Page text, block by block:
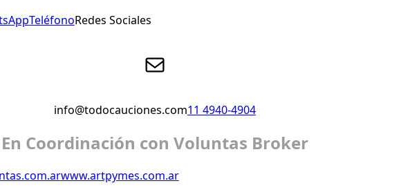
TeléfonoRedes Sociales
Correo electrónico
info@todocauciones.com11 4940-4904
En Coordinación con Voluntas Broker
www.artpymes.com.ar